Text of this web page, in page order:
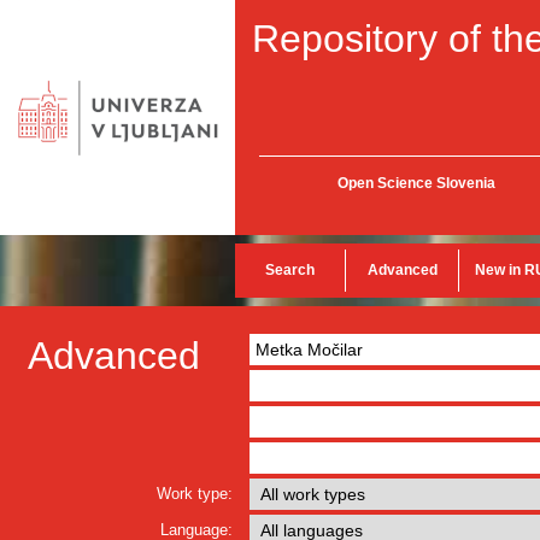
Repository of
Open Science Slovenia
Search Advanced New in
Advanced
Work type:
Language: